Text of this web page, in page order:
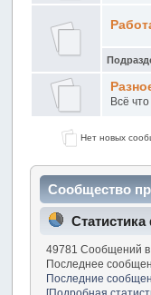
Всё
Нет новых
Сообщество
49781 Сообщений в
Последнее
Последние